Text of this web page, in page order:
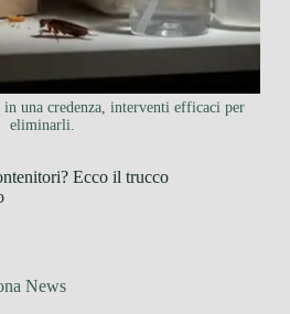
una credenza, interventi efficaci per
eliminarli.
Ecco il trucco
News